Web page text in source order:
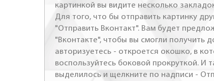
картинкой вы видите несколько
Для того, что бы отправить картинку
"Отправить Вконтакт". Вам будет
"Вконтакте", чтобы вы смогли получить
авторизуетесь - откроется окошко, в
воспользуйтесь боковой прокруткой.
выделилось и щелкните по надписи -